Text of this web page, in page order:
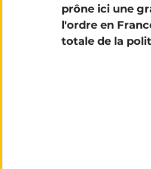
prône ici une
l'ordre en
totale de la